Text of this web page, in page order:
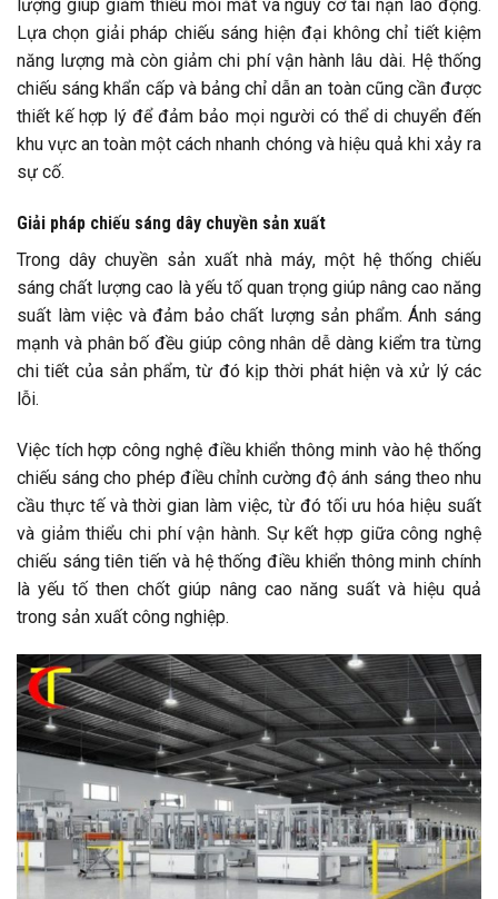
lượng giúp giảm thiểu mỏi mắt và nguy cơ tai nạn lao động.
Lựa chọn giải pháp chiếu sáng hiện đại không chỉ tiết kiệm
năng lượng mà còn giảm chi phí vận hành lâu dài. Hệ thống
chiếu sáng khẩn cấp và bảng chỉ dẫn an toàn cũng cần được
thiết kế hợp lý để đảm bảo mọi người có thể di chuyển đến
khu vực an toàn một cách nhanh chóng và hiệu quả khi xảy ra
sự cố.
Giải pháp chiếu sáng dây chuyền sản xuất
Trong dây chuyền sản xuất nhà máy, một hệ thống chiếu
sáng chất lượng cao là yếu tố quan trọng giúp nâng cao năng
suất làm việc và đảm bảo chất lượng sản phẩm. Ánh sáng
mạnh và phân bố đều giúp công nhân dễ dàng kiểm tra từng
chi tiết của sản phẩm, từ đó kịp thời phát hiện và xử lý các
lỗi.
Việc tích hợp công nghệ điều khiển thông minh vào hệ thống
chiếu sáng cho phép điều chỉnh cường độ ánh sáng theo nhu
cầu thực tế và thời gian làm việc, từ đó tối ưu hóa hiệu suất
và giảm thiểu chi phí vận hành. Sự kết hợp giữa công nghệ
chiếu sáng tiên tiến và hệ thống điều khiển thông minh chính
là yếu tố then chốt giúp nâng cao năng suất và hiệu quả
trong sản xuất công nghiệp.